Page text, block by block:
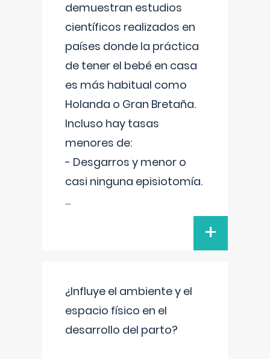
demuestran estudios
científicos realizados en
países donde la práctica
de tener el bebé en casa
es más habitual como
Holanda o Gran Bretaña.
Incluso hay tasas
menores de:
- Desgarros y menor o
casi ninguna episiotomía.
...
+
¿Influye el ambiente y el
espacio físico en el
desarrollo del parto?